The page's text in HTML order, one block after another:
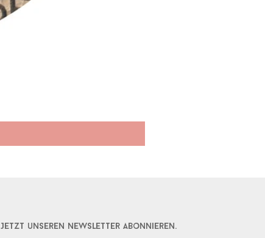
Jetzt unseren Newsletter abonnieren.